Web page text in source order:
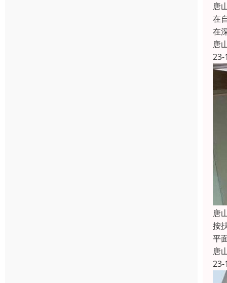
唐
在
在
唐
23-
唐
按
平
唐
23-